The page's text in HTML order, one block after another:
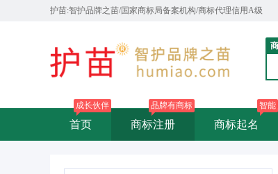
护苗:智护品牌之苗/国家商标局备案机构/商标代理信用A级
首页
成长伙伴
商标注册
品牌有商标
商标起名
智能